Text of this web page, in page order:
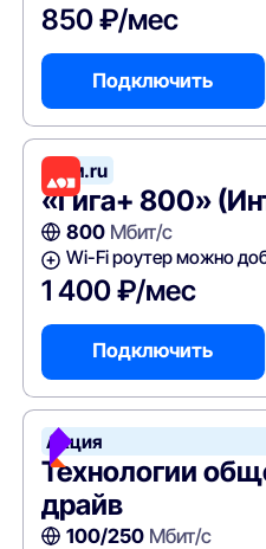
850 ₽/мес
Подключить
Дом.ru
«Гига+ 800»
800Мбит/с
Wi-Fi роутер можно
1 400 ₽/мес
Подключить
Акция
Технологии
драйв
100/250Мбит/с